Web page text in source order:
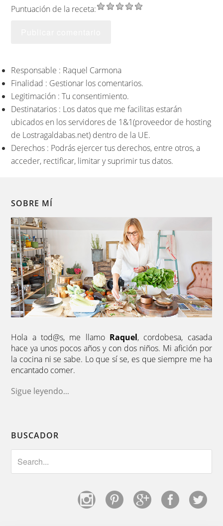
Puntuación de la receta:
Responsable : Raquel Carmona
Finalidad : Gestionar los comentarios.
Legitimación : Tu consentimiento.
Destinatarios : Los datos que me facilitas estarán
ubicados en los servidores de 1&1(proveedor de hosting
de Lostragaldabas.net) dentro de la UE.
Derechos : Podrás ejercer tus derechos, entre otros, a
acceder, rectificar, limitar y suprimir tus datos.
SOBRE MÍ
Hola a tod@s, me llamo Raquel, cordobesa, casada
hace ya unos pocos años y con dos niños. Mi afición por
la cocina ni se sabe. Lo que sí se, es que siempre me ha
encantado comer.
Sigue leyendo...
BUSCADOR